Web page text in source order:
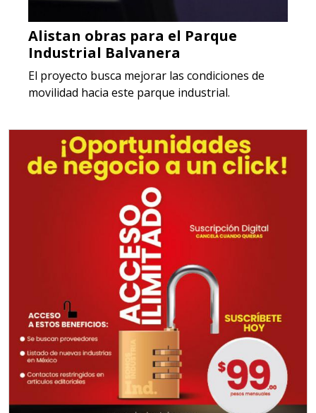
Alistan obras para el Parque
Industrial Balvanera
El proyecto busca mejorar las condiciones de
movilidad hacia este parque industrial.